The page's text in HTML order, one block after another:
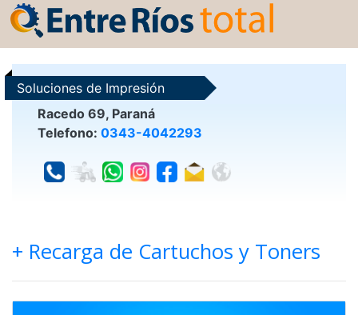
Soluciones de Impresión
Racedo 69, Paraná
Telefono: 0343-4042293
+ Recarga de Cartuchos y Toners